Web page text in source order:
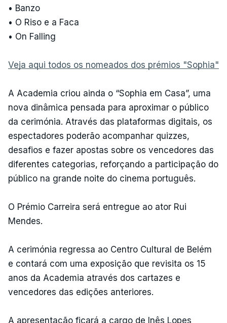
• Banzo
• O Riso e a Faca
• On Falling
Veja aqui todos os nomeados dos prémios "Sophia"
A Academia criou ainda o “Sophia em Casa”, uma
nova dinâmica pensada para aproximar o público
da cerimónia. Através das plataformas digitais, os
espectadores poderão acompanhar quizzes,
desafios e fazer apostas sobre os vencedores das
diferentes categorias, reforçando a participação do
público na grande noite do cinema português.
O Prémio Carreira será entregue ao ator Rui
Mendes.
A cerimónia regressa ao Centro Cultural de Belém
e contará com uma exposição que revisita os 15
anos da Academia através dos cartazes e
vencedores das edições anteriores.
A apresentação ficará a cargo de Inês Lopes